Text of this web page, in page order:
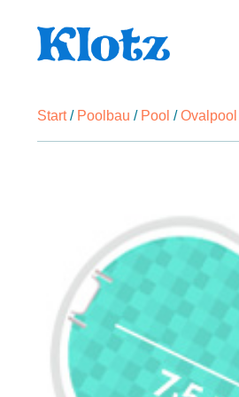
Start/ Poolbau / Pool /Ovalpool